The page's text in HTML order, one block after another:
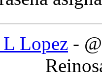
L Lopez -